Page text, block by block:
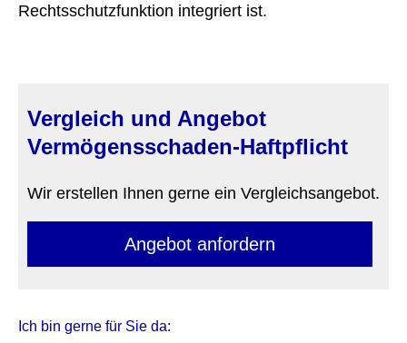
Rechtsschutzfunktion integriert ist.
Vergleich und Angebot
Vermögensschaden-Haft­pflicht
Wir erstellen Ihnen gerne ein Vergleichsangebot.
An­ge­bot an­for­dern
Ich bin gerne für Sie da: